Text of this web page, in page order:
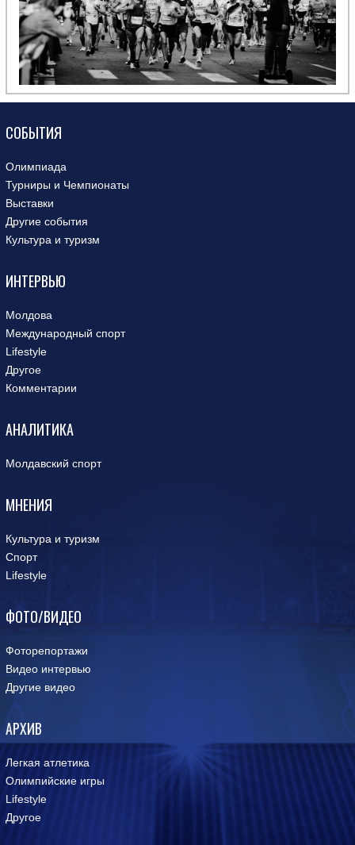
СОБЫТИЯ
Олимпиада
Турниры и Чемпионаты
Выставки
Другие события
Культура и туризм
ИНТЕРВЬЮ
Молдова
Международный спорт
Lifestyle
Другое
Комментарии
АНАЛИТИКА
Молдавский спорт
МНЕНИЯ
Культура и туризм
Спорт
Lifestyle
ФОТО/ВИДЕО
Фоторепортажи
Видео интервью
Другие видео
АРХИВ
Легкая атлетика
Олимпийские игры
Lifestyle
Другое